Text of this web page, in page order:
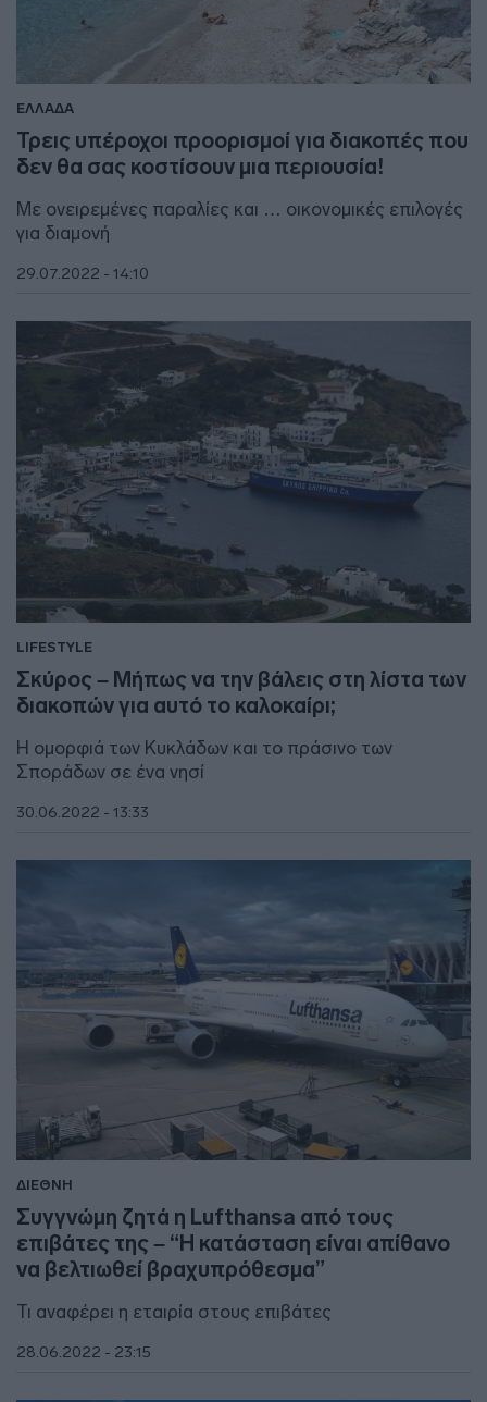
ΕΛΛΑΔΑ
Τρεις υπέροχοι προορισμοί για διακοπές που
δεν θα σας κοστίσουν μια περιουσία!
Με ονειρεμένες παραλίες και … οικονομικές επιλογές
για διαμονή
29.07.2022 - 14:10
LIFESTYLE
Σκύρος – Μήπως να την βάλεις στη λίστα των
διακοπών για αυτό το καλοκαίρι;
Η ομορφιά των Κυκλάδων και το πράσινο των
Σποράδων σε ένα νησί
30.06.2022 - 13:33
ΔΙΕΘΝΗ
Συγγνώμη ζητά η Lufthansa από τους
επιβάτες της – “Η κατάσταση είναι απίθανο
να βελτιωθεί βραχυπρόθεσμα”
Τι αναφέρει η εταιρία στους επιβάτες
28.06.2022 - 23:15